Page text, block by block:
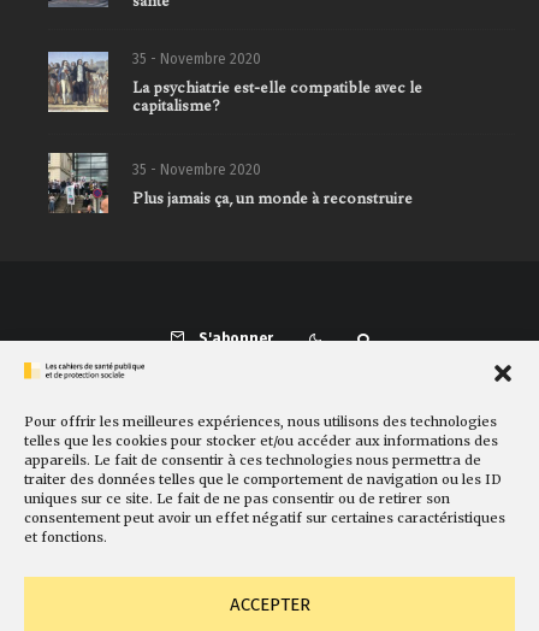
Pour offrir les meilleures expériences, nous utilisons des technologies
telles que les cookies pour stocker et/ou accéder aux informations des
appareils. Le fait de consentir à ces technologies nous permettra de
traiter des données telles que le comportement de navigation ou les ID
uniques sur ce site. Le fait de ne pas consentir ou de retirer son
consentement peut avoir un effet négatif sur certaines caractéristiques
et fonctions.
ACCEPTER
35 - Novembre 2020
La psychiatrie est-elle compatible avec le
capitalisme?
35 - Novembre 2020
Plus jamais ça, un monde à reconstruire
S'abonner
Présentation Comité de rédaction Sites amis Contact
Newsletter Politique de cookies Faire un don